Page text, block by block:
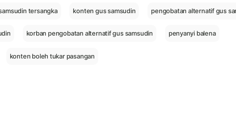
tersangka konten gus samsudin pengobatan alternatif gus
korban pengobatan alternatif gus samsudin penyanyi balena
konten boleh tukar pasangan